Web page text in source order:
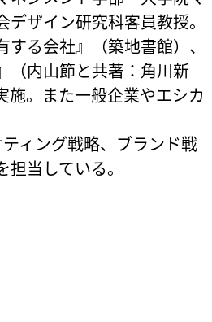
ザイン研究科客員教授。
る会社』（築地書館）、
（内山節と共著：角川新
。また一般企業やエシカ
ィング戦略、ブランド戦
当している。